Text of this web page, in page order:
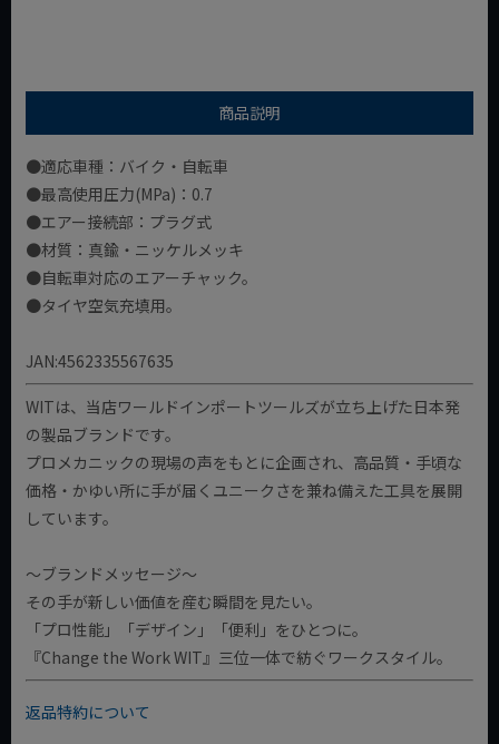
商品説明
●適応車種：バイク・自転車
●最高使用圧力(MPa)：0.7
●エアー接続部：プラグ式
●材質：真鍮・ニッケルメッキ
●自転車対応のエアーチャック。
●タイヤ空気充填用。
JAN:4562335567635
WITは、当店ワールドインポートツールズが立ち上げた日本発
の製品ブランドです。
プロメカニックの現場の声をもとに企画され、高品質・手頃な
価格・かゆい所に手が届くユニークさを兼ね備えた工具を展開
しています。
～ブランドメッセージ～
その手が新しい価値を産む瞬間を見たい。
「プロ性能」「デザイン」「便利」をひとつに。
『Change the Work WIT』三位一体で紡ぐワークスタイル。
返品特約について